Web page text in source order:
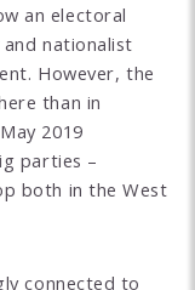
an electoral
nationalist
However, the
than in
2019
parties –
both in the West
connected to